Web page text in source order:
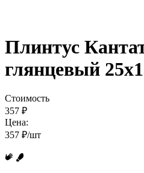
Плинтус
глянцевый
Стоимость
357 ₽
Цена:
357 ₽/шт